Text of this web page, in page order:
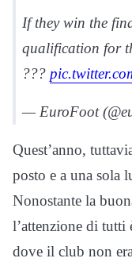
If they win the
qualification for
???
— EuroFoot
Quest’anno,
posto e a una sola
Nonostante la
l’attenzione di tutti
dove il club non